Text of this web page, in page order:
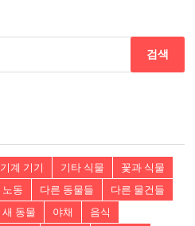
기계 기기 기타 식물
꽃과 식물
노동 다른 동물들
다른 물건들
새 동물 야채
음식